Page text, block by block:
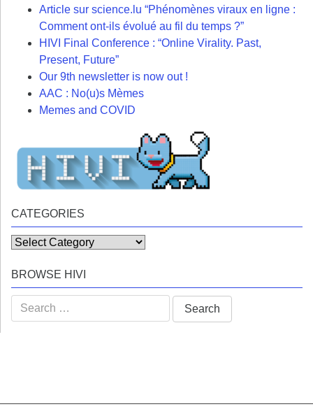
Article sur science.lu “Phénomènes viraux en ligne :
Comment ont-ils évolué au fil du temps ?”
HIVI Final Conference : “Online Virality. Past,
Present, Future”
Our 9th newsletter is now out !
AAC : No(u)s Mèmes
Memes and COVID
CATEGORIES
Categories
BROWSE HIVI
Search
for: